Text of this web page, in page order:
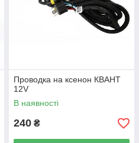
Проводка на ксенон КВАНТ
12V
В наявності
240 ₴